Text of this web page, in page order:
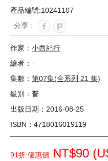
產品編號:10241107
分享 :
作家： 小西紀行
繪者：-
集數： 第07集(全系列 21 集)
級別：普
出版日期：2016-08-25
ISBN：4718016019119
91折 優惠價 NT$90 (